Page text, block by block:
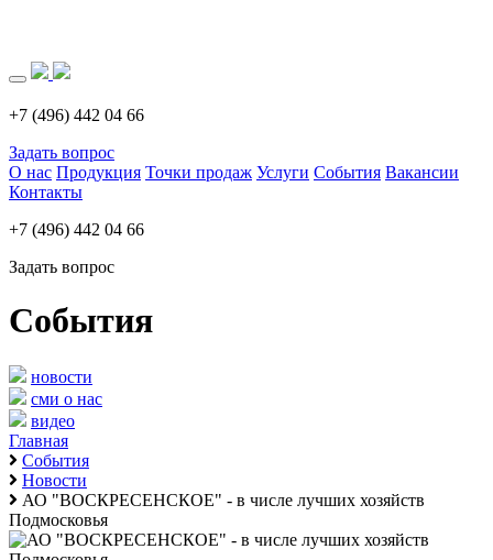
+7 (496) 442 04 66
Задать вопрос
О нас Продукция Точки продаж Услуги События Вакансии
Контакты
+7 (496) 442 04 66
Задать вопрос
События
новости
сми о нас
видео
Главная
События
Новости
АО "ВОСКРЕСЕНСКОЕ" - в числе лучших хозяйств
Подмосковья